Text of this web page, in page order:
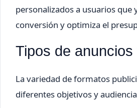
personalizados a usuarios
conversión y optimiza el
Tipos de
La variedad de formatos
diferentes objetivos y